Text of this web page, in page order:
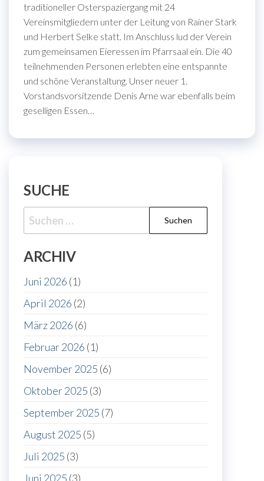
traditioneller Osterspaziergang mit 24
Vereinsmitgliedern unter der Leitung von Rainer Stark
und Herbert Selke statt. Im Anschluss lud der Verein
zum gemeinsamen Eieressen im Pfarrsaal ein. Die 40
teilnehmenden Personen erlebten eine entspannte
und schöne Veranstaltung. Unser neuer 1.
Vorstandsvorsitzende Denis Arne war ebenfalls beim
geselligen Essen…
SUCHE
Suche
nach:
ARCHIV
Juni 2026 (1)
April 2026 (2)
März 2026 (6)
Februar 2026 (1)
November 2025 (6)
Oktober 2025 (3)
September 2025 (7)
August 2025 (5)
Juli 2025 (3)
Juni 2025 (3)